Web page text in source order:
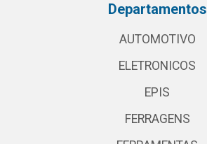
Departamentos
AUTOMOTIVO
ELETRONICOS
EPIS
FERRAGENS